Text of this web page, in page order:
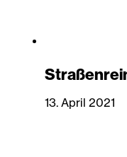
13. April 2021